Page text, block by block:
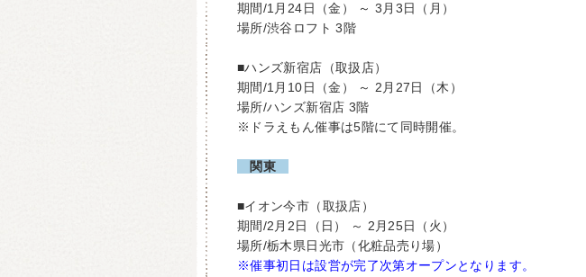
期間/1月24日（金） ～ 3月3日（月）
場所/渋谷ロフト 3階
■ハンズ新宿店（取扱店）
期間/1月10日（金） ～ 2月27日（木）
場所/ハンズ新宿店 3階
※ドラえもん催事は5階にて同時開催。
関東
■イオン今市（取扱店）
期間/2月2日（日） ～ 2月25日（火）
場所/栃木県日光市（化粧品売り場）
※催事初日は設営が完了次第オープンとなります。